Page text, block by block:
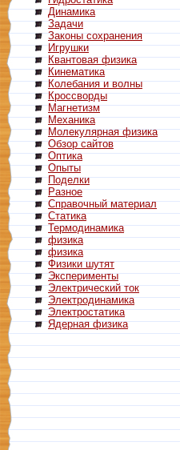
Динамика
Задачи
Законы сохранения
Игрушки
Квантовая физика
Кинематика
Колебания и волны
Кроссворды
Магнетизм
Механика
Молекулярная физика
Обзор сайтов
Оптика
Опыты
Поделки
Разное
Справочный материал
Статика
Термодинамика
физика
физика
Физики шутят
Эксперименты
Электрический ток
Электродинамика
Электростатика
Ядерная физика